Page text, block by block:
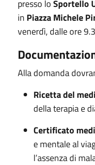
presso loSportello
in Piazza Michele
venerdì, dalle ore
Alla domanda
Ricetta del
della terapia e
Certificato
e mentale al
l’assenza di